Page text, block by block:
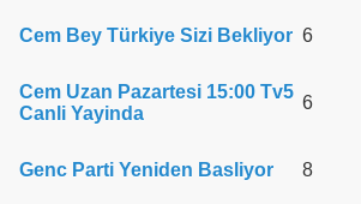
Cem Bey Türkiye Sizi Bekliyor 6
Cem Uzan Pazartesi 15:00 Tv5
Canli Yayinda
6
Genc Parti Yeniden Basliyor 8